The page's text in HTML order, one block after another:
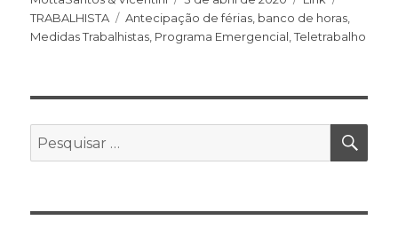
TRABALHISTA
Antecipação de férias, banco de horas,
Medidas Trabalhistas, Programa Emergencial,Teletrabalho